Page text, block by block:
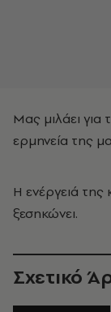
Μας μιλάει για
ερμηνεία της
Η ενέργειά
ξεσηκώνει.
Σχετικό